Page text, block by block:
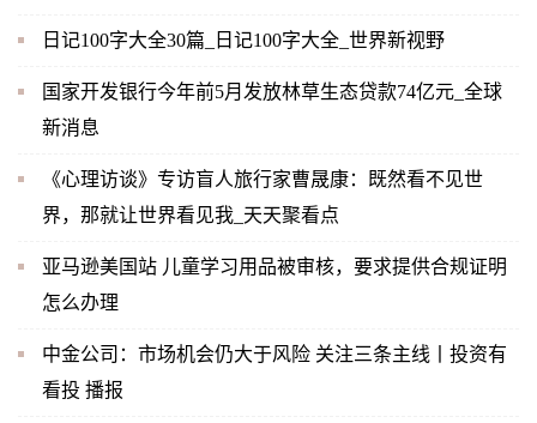
日记100字大全30篇_日记100字大全_世界新视野
国家开发银行今年前5月发放林草生态贷款74亿元_全球
新消息
《心理访谈》专访盲人旅行家曹晟康：既然看不见世
界，那就让世界看见我_天天聚看点
亚马逊美国站 儿童学习用品被审核，要求提供合规证明
怎么办理
中金公司：市场机会仍大于风险 关注三条主线丨投资有
看投 播报